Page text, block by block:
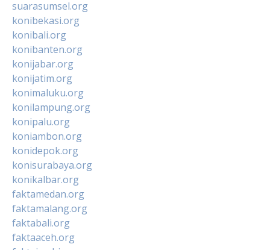
suarasumsel.org
konibekasi.org
konibali.org
konibanten.org
konijabar.org
konijatim.org
konimaluku.org
konilampung.org
konipalu.org
koniambon.org
konidepok.org
konisurabaya.org
konikalbar.org
faktamedan.org
faktamalang.org
faktabali.org
faktaaceh.org